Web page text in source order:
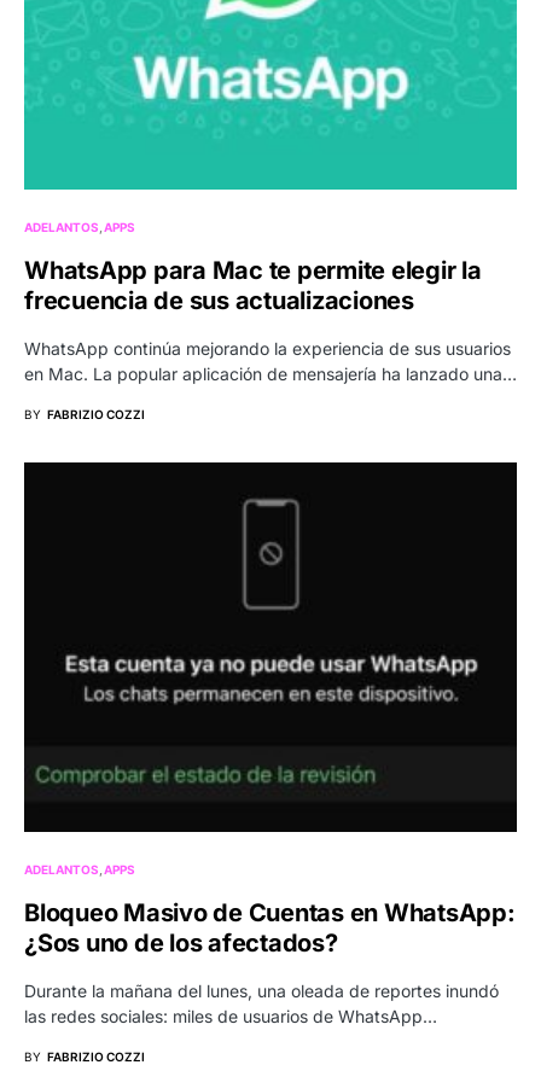
ADELANTOS APPS
WhatsApp para Mac te permite elegir la
frecuencia de sus actualizaciones
WhatsApp continúa mejorando la experiencia de sus usuarios
en Mac. La popular aplicación de mensajería ha lanzado una…
BY FABRIZIO COZZI
ADELANTOS APPS
Bloqueo Masivo de Cuentas en WhatsApp:
¿Sos uno de los afectados?
Durante la mañana del lunes, una oleada de reportes inundó
las redes sociales: miles de usuarios de WhatsApp…
BY FABRIZIO COZZI